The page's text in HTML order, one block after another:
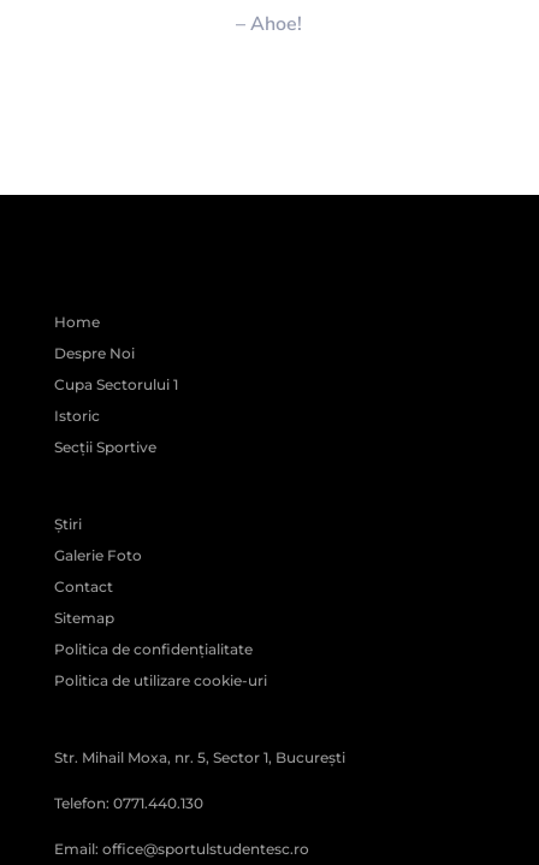
– Ahoe!
Home
Despre Noi
Cupa Sectorului 1
Istoric
Secții Sportive
Știri
Galerie Foto
Contact
Sitemap
Politica de confidențialitate
Politica de utilizare cookie-uri
Str. Mihail Moxa, nr. 5, Sector 1, București
Telefon: 0771.440.130
Email: office@sportulstudentesc.ro